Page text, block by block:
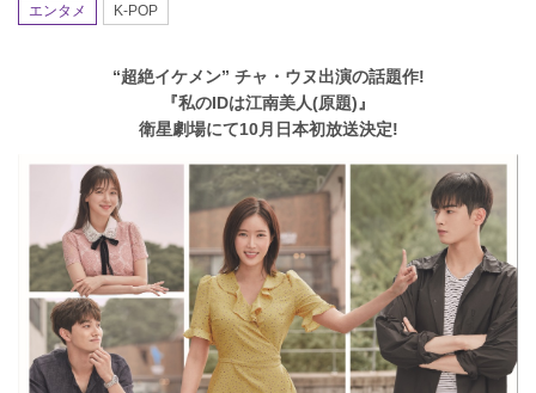
エンタメ K-POP
“超絶イケメン” チャ・ウヌ出演の話題作!
『私のIDは江南美人(原題)』
衛星劇場にて10月日本初放送決定!